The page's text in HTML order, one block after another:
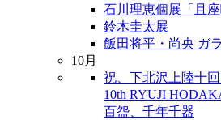
石川理恵個展「且座
鈴木圭太展
飯田将平・尚央 ガ
10月
祝、下北沢上陸十
10th RYUJI
百盌、千年千器